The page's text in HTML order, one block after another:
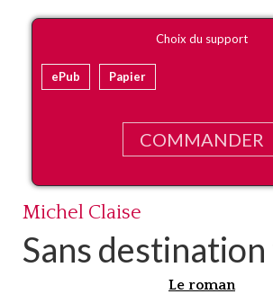
Choix du support
ePub Papier
COMMANDER
Michel Claise
Sans
Le roman